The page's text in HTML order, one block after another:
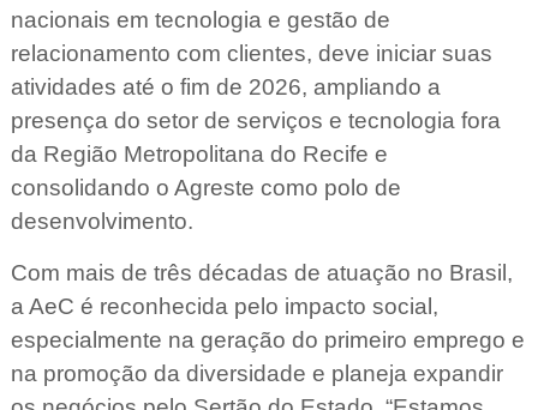
nacionais em tecnologia e gestão de
relacionamento com clientes, deve iniciar suas
atividades até o fim de 2026, ampliando a
presença do setor de serviços e tecnologia fora
da Região Metropolitana do Recife e
consolidando o Agreste como polo de
desenvolvimento.
Com mais de três décadas de atuação no Brasil,
a AeC é reconhecida pelo impacto social,
especialmente na geração do primeiro emprego e
na promoção da diversidade e planeja expandir